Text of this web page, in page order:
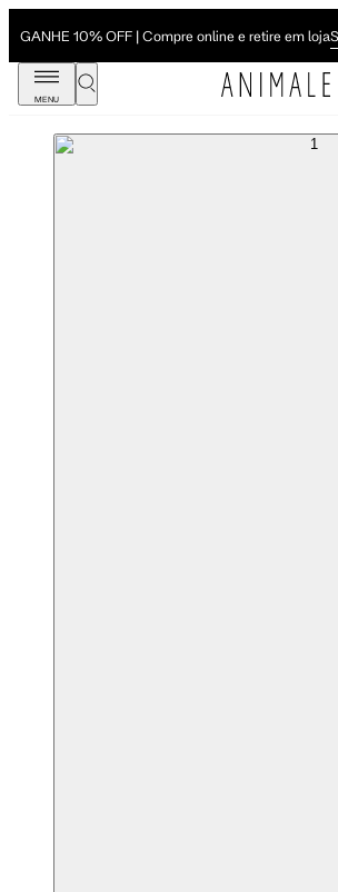
GANHE 10% OFF | Compre online e retire em loja
MENU